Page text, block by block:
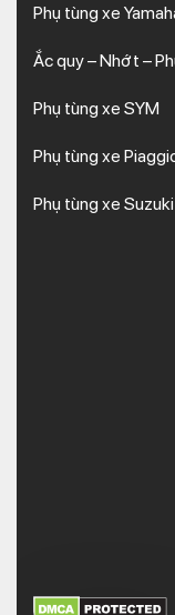
Phụ tùng xe
Ắc quy – Nhớt –
Phụ tùng xe SYM
Phụ tùng xe
Phụ tùng xe Suzuki